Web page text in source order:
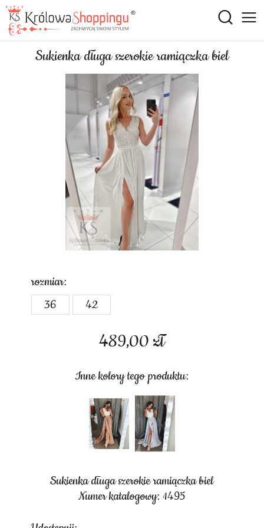
Sukienka długa szerokie ramiączka biel
489,00 zł
Inne kolory tego produktu:
rozmiar:
36
42
Sukienka długa szerokie ramiączka biel
Numer katalogowy: 1495